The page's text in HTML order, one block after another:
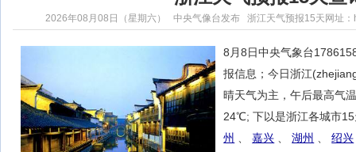
2026年08月08日（星期六） 中央气像台发布 浙江天气预报15天网址：
8月8日中央气象台
报信息；今日浙江
晴天气为主，午后最高气
24℃; 下以是浙江各城市
州
、嘉兴 、湖州 、绍兴